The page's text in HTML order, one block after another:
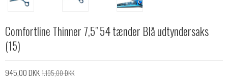
Comfortline Thinner 7,5" 54 tænder Blå udtyndersaks
(15)
945,00 DKK1.195,00 DKK